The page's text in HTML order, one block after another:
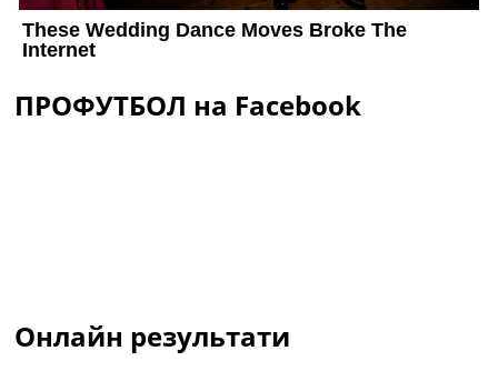
ПРОФУТБОЛ на Facebook
Онлайн результати